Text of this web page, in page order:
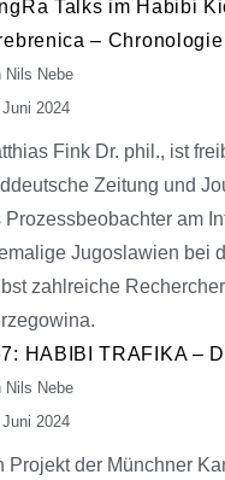
Talks im Habibi
–
Nils Nebe
2024
Fink Dr. phil., ist
Zeitung und
Prozessbeobachter am
Jugoslawien bei
zahlreiche
HABIBI TRAFIKA –
Nils Nebe
2024
Projekt der Münchner